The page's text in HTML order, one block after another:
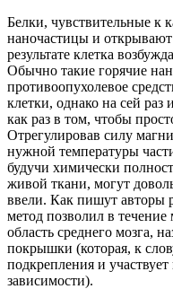
Белки, чувствительные к
наночастицы и
результате клетка
Обычно такие горячие
противоопухолевое
клетки, однако на сей раз
как раз в том, чтобы
Отрегулировав силу
нужной температуры
будучи химически
живой ткани, могут
ввели. Как пишут авторы
метод позволил в
область среднего мозга,
покрышки (которая, к
подкрепления и
зависимости).